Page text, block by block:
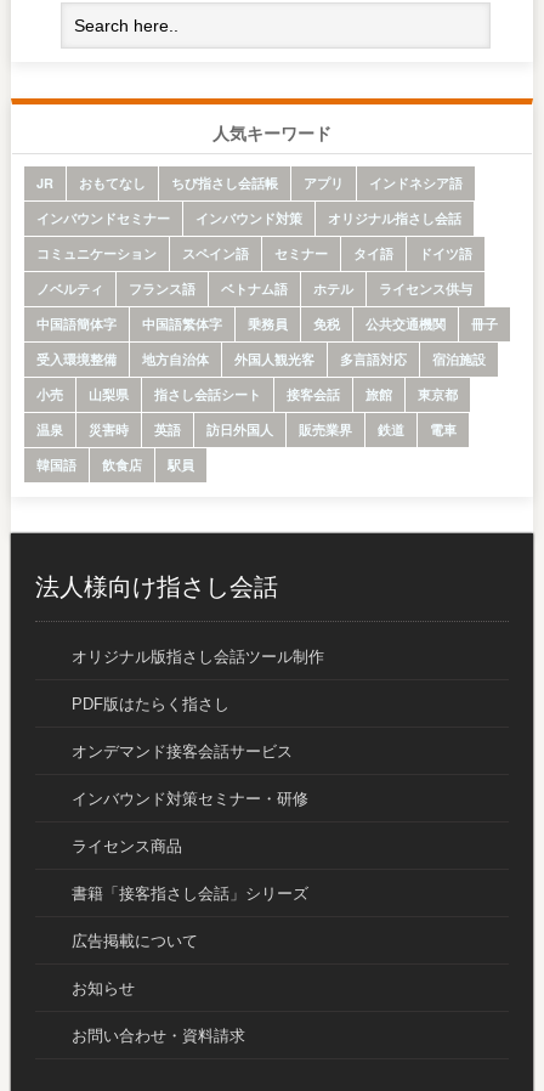
人気キーワード
JR おもてなし ちび指さし会話帳 アプリ
インドネシア語
インバウンドセミナー
インバウンド対策
オリジナル指さし会話
コミュニケーション
スペイン語 セミナー タイ語
ドイツ語
ノベルティ
フランス語 ベトナム語 ホテル
ライセンス供与
中国語簡体字
中国語繁体字 乗務員 免税 公共交通機関
冊子
受入環境整備
地方自治体 外国人観光客 多言語対応
宿泊施設
小売
山梨県 指さし会話シート 接客会話 旅館
東京都
温泉
災害時 英語 訪日外国人 販売業界 鉄道
電車
韓国語
飲食店 駅員
法人様向け指さし会話
オリジナル版指さし会話ツール制作
PDF版はたらく指さし
オンデマンド接客会話サービス
インバウンド対策セミナー・研修
ライセンス商品
書籍「接客指さし会話」シリーズ
広告掲載について
お知らせ
お問い合わせ・資料請求